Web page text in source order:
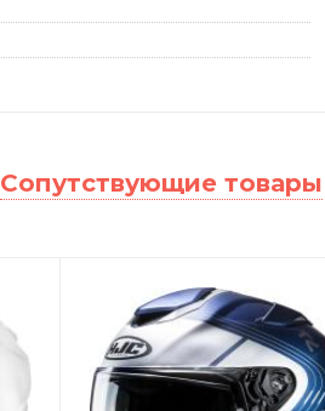
Сопутствующие товары